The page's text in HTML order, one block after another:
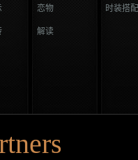
恋物
解读
时装搭配